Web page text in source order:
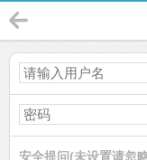
安全提问(未设置请忽